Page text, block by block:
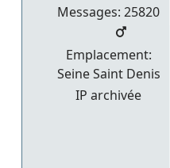
Messages: 25820
Emplacement:
Seine Saint Denis
IP archivée